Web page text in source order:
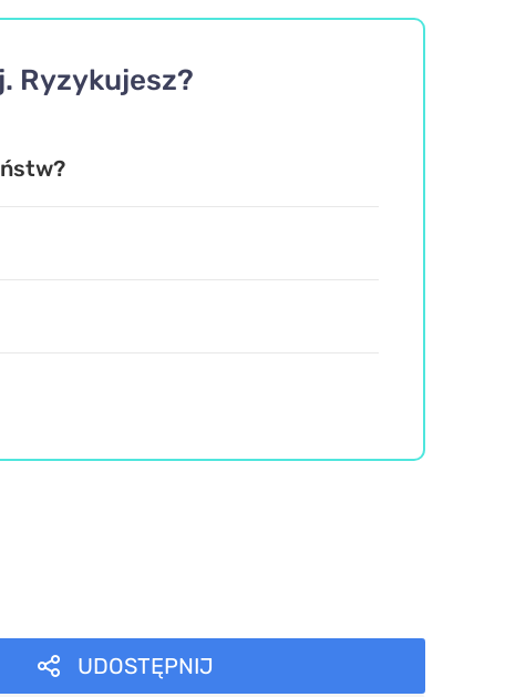
Ryzykujesz?
UDOSTĘPNIJ